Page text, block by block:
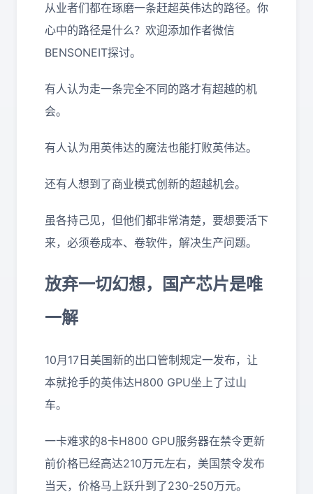
从业者们都在琢磨一条赶超英伟达的路径。你
心中的路径是什么？欢迎添加作者微信
BENSONEIT探讨。
有人认为走一条完全不同的路才有超越的机
会。
有人认为用英伟达的魔法也能打败英伟达。
还有人想到了商业模式创新的超越机会。
虽各持己见，但他们都非常清楚，要想要活下
来，必须卷成本、卷软件，解决生产问题。
放弃一切幻想，国产芯片是唯
一解
10月17日美国新的出口管制规定一发布，让
本就抢手的英伟达H800 GPU坐上了过山
车。
一卡难求的8卡H800 GPU服务器在禁令更新
前价格已经高达210万元左右，美国禁令发布
当天，价格马上跃升到了230-250万元。